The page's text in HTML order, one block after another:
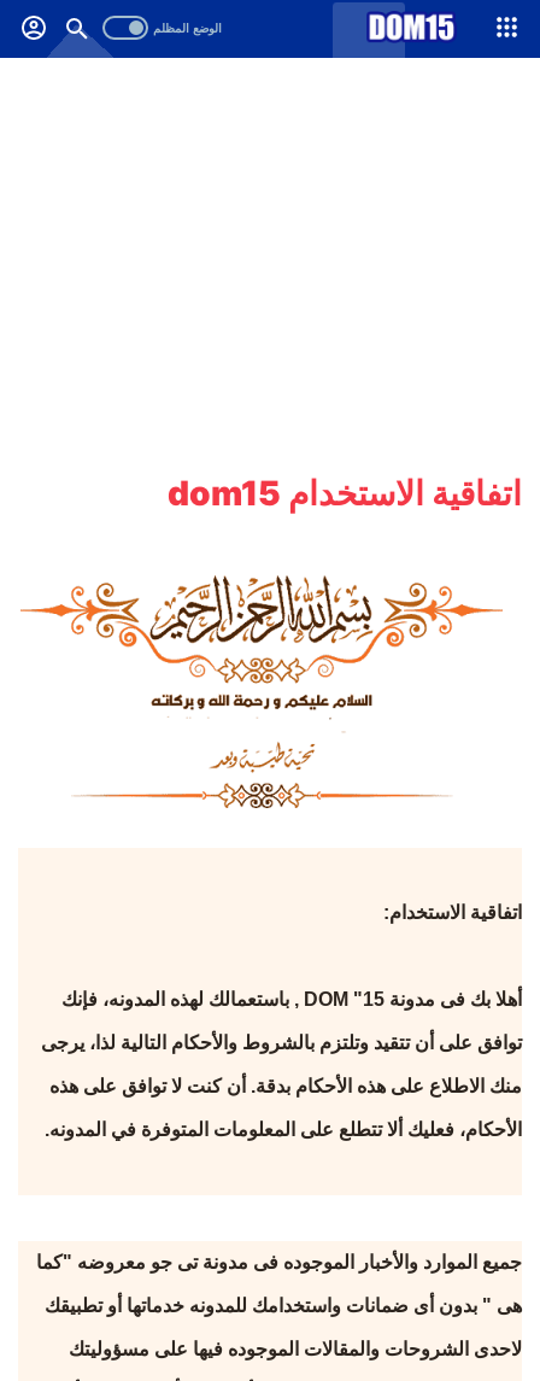
-->
اتفاقية الاستخدام dom15
اتفاقية الاستخدام:
أهلا بك فى مدونة DOM "15 , باستعمالك لهذه المدونه، فإنك
توافق على أن تتقيد وتلتزم بالشروط والأحكام التالية لذا، يرجى
منك الاطلاع على هذه الأحكام بدقة. أن كنت لا توافق على هذه
الأحكام، فعليك ألا تتطلع على المعلومات المتوفرة في المدونه.
جميع الموارد والأخبار الموجوده فى مدونة تى جو معروضه "كما
هى " بدون أى ضمانات واستخدامك للمدونه خدماتها أو تطبيقك
لاحدى الشروحات والمقالات الموجوده فيها على مسؤوليتك